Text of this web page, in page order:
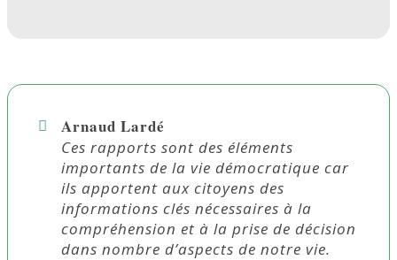
Arnaud Lardé
Ces rapports sont des éléments
importants de la vie démocratique car
ils apportent aux citoyens des
informations clés nécessaires à la
compréhension et à la prise de décision
dans nombre d’aspects de notre vie.